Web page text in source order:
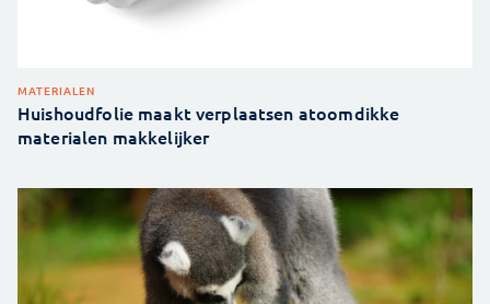
MATERIALEN
Huishoudfolie maakt verplaatsen atoomdikke
materialen makkelijker